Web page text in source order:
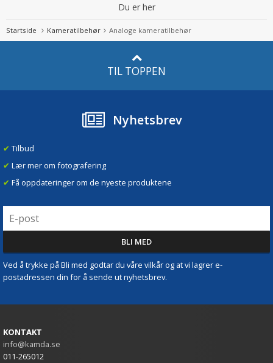
Du er her
Startside Kameratilbehør Analoge kameratilbehør
TIL TOPPEN
Nyhetsbrev
✔ Tilbud
✔ Lær mer om fotografering
✔ Få oppdateringer om de nyeste produktene
Ved å trykke på Bli med godtar du våre vilkår og at vi lagrer e-
postadressen din for å sende ut nyhetsbrev.
KONTAKT
info@kamda.se
011-265012